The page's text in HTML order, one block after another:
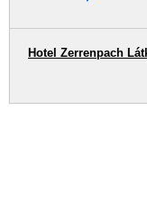
Hotel Zerrenpach